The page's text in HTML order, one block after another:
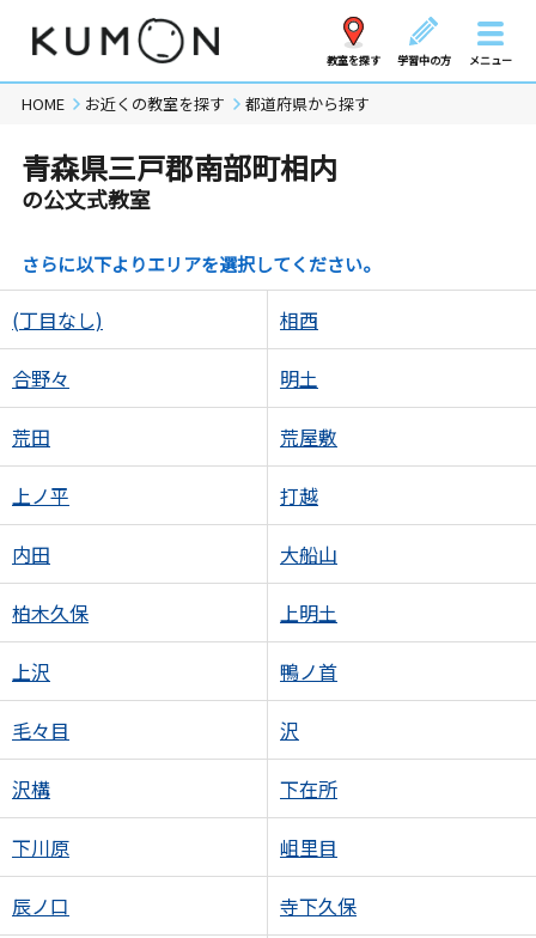
教室を探す 学習中の方 メニュー
HOME お近くの教室を探す 都道府県から探す
青森県三戸郡南部町相内
の公文式教室
さらに以下よりエリアを選択してください。
(丁目なし) 相西
合野々 明土
荒田 荒屋敷
上ノ平 打越
内田 大船山
柏木久保 上明土
上沢 鴨ノ首
毛々目 沢
沢構 下在所
下川原 岨里目
辰ノ口 寺下久保